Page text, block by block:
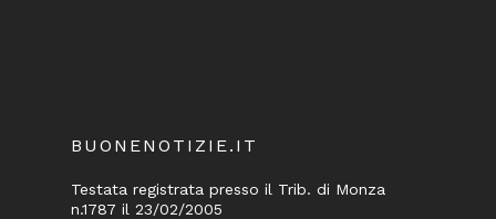
BUONENOTIZIE.IT
Testata registrata presso il Trib. di Monza
n.1787 il 23/02/2005